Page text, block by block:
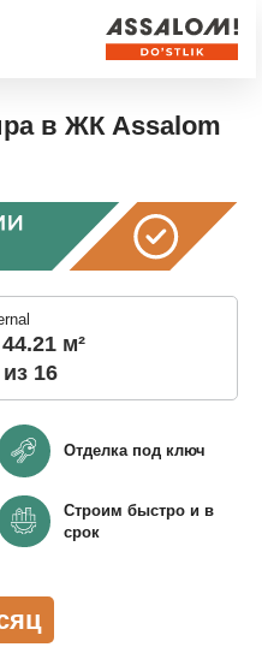
в ЖК Assalom
44.21 м²
16
Отделка под ключ
Строим быстро и в
срок